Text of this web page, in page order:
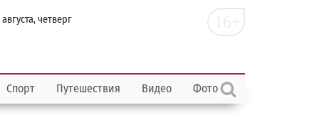
четверг
Спорт Путешествия Видео Фото